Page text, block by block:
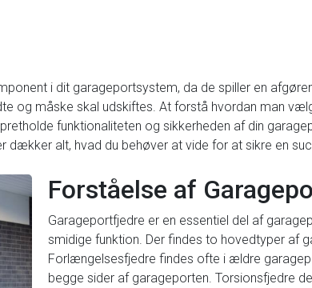
i dit garageportsystem, da de spiller en
og måske skal udskiftes. At forstå hvordan man
funktionaliteten og sikkerheden af din
dækker alt, hvad du behøver at vide for at sikre en
Forståelse af
Garageportfjedre er en essentiel del af
smidige funktion. Der findes to hovedtyper af
Forlængelsesfjedre findes ofte i ældre
begge sider af garageporten. Torsionsfjedre